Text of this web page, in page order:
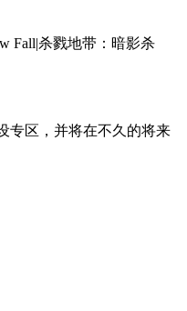
Fall|杀戮地带：暗影杀
专区，并将在不久的将来